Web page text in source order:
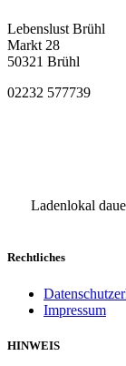
Lebenslust Brühl
Markt 28
50321 Brühl
02232 577739
Ladenlokal
Rechtliches
Impressum
HINWEIS